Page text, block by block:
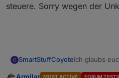
steuere. Sorry wegen der
SmartStuffCoyoteIch glaubs
MOST ACTIVE FORUM